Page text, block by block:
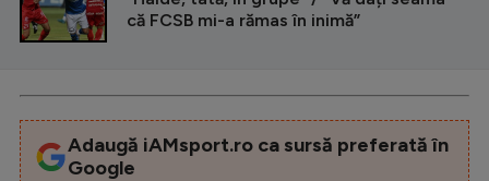
că FCSB mi-a rămas în inimă”
Adaugă iAMsport.ro ca sursă preferată în
Google